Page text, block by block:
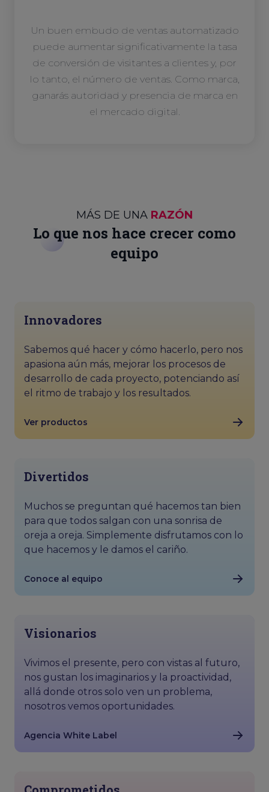
Un buen embudo de ventas automatizado
puede aumentar significativamente la tasa
de conversión de visitantes a clientes y, por
lo tanto, el número de ventas. Como marca,
ganarás autoridad y presencia de marca en
el mercado digital.
MÁS DE UNA RAZÓN
Lo que nos hace crecer como
equipo
Innovadores
Sabemos qué hacer y cómo hacerlo, pero nos
apasiona aún más, mejorar los procesos de
desarrollo de cada proyecto, potenciando así
el ritmo de trabajo y los resultados.
Ver productos
Divertidos
Muchos se preguntan qué hacemos tan bien
para que todos salgan con una sonrisa de
oreja a oreja. Simplemente disfrutamos con lo
que hacemos y le damos el cariño.
Conoce al equipo
Visionarios
Vivimos el presente, pero con vistas al futuro,
nos gustan los imaginarios y la proactividad,
allá donde otros solo ven un problema,
nosotros vemos oportunidades.
Agencia White Label